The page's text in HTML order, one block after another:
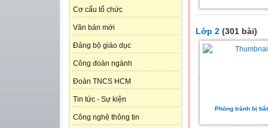
Cơ cấu tổ chức
Văn bản mới
Đảng bộ giáo dục
Công đoàn ngành
Đoàn TNCS HCM
Tin tức - Sự kiện
Công nghệ thông tin
Lớp 2 (301 bài)
Phòng tránh bị